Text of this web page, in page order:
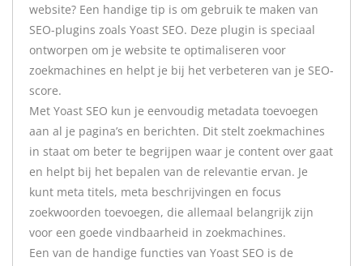
website? Een handige tip is om gebruik te maken van
SEO-plugins zoals Yoast SEO. Deze plugin is speciaal
ontworpen om je website te optimaliseren voor
zoekmachines en helpt je bij het verbeteren van je SEO-
score.
Met Yoast SEO kun je eenvoudig metadata toevoegen
aan al je pagina’s en berichten. Dit stelt zoekmachines
in staat om beter te begrijpen waar je content over gaat
en helpt bij het bepalen van de relevantie ervan. Je
kunt meta titels, meta beschrijvingen en focus
zoekwoorden toevoegen, die allemaal belangrijk zijn
voor een goede vindbaarheid in zoekmachines.
Een van de handige functies van Yoast SEO is de